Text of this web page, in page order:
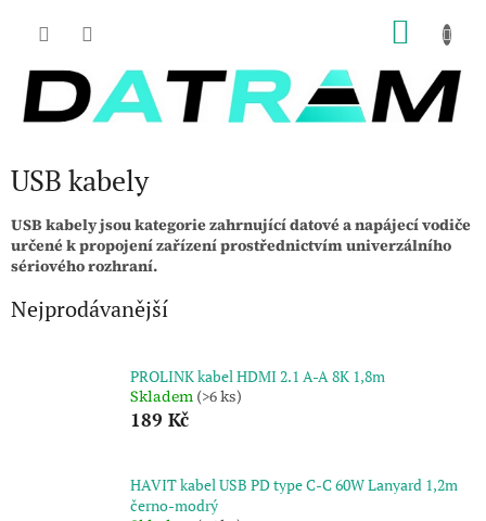
USB kabely
USB kabely jsou kategorie zahrnující datové a napájecí vodiče
určené k propojení zařízení prostřednictvím univerzálního
sériového rozhraní.
Nejprodávanější
PROLINK kabel HDMI 2.1 A-A 8K 1,8m
Skladem (>6 ks)
189 Kč
HAVIT kabel USB PD type C-C 60W Lanyard 1,2m
černo-modrý